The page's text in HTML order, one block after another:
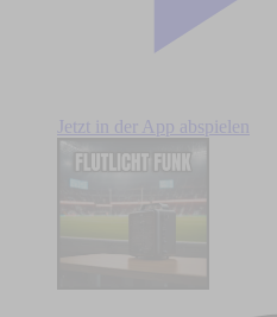
Jetzt in der App abspielen